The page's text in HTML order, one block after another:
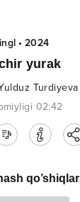
•2024
yurak
Turdiyeva
02:42
qo’shiqlar